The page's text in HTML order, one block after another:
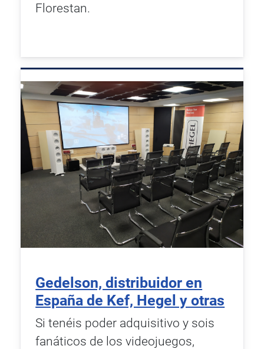
Florestan.
Gedelson, distribuidor en
España de Kef, Hegel y otras
Si tenéis poder adquisitivo y sois
fanáticos de los videojuegos,